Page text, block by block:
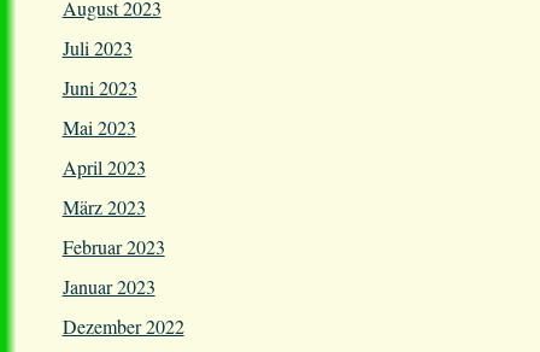
August 2023
Juli 2023
Juni 2023
Mai 2023
April 2023
März 2023
Februar 2023
Januar 2023
Dezember 2022